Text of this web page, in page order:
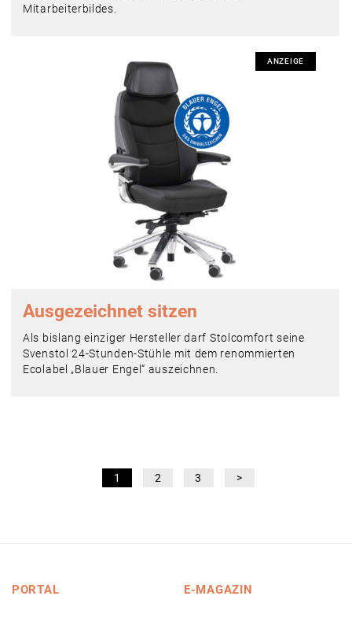
Mitarbeiterbildes.
ANZEIGE
Ausgezeichnet sitzen
Als bislang einziger Hersteller darf Stolcomfort seine
Svenstol 24-Stunden-Stühle mit dem renommierten
Ecolabel „Blauer Engel“ auszeichnen.
1 2 3 >
PORTAL E-MAGAZIN